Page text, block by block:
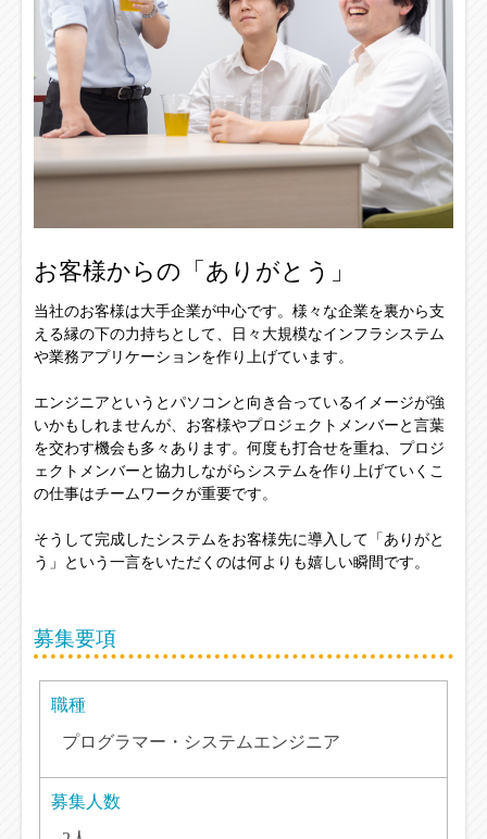
お客様からの「ありがとう」
当社のお客様は大手企業が中心です。様々な企業を裏から支
える縁の下の力持ちとして、日々大規模なインフラシステム
や業務アプリケーションを作り上げています。
エンジニアというとパソコンと向き合っているイメージが強
いかもしれませんが、お客様やプロジェクトメンバーと言葉
を交わす機会も多々あります。何度も打合せを重ね、プロジ
ェクトメンバーと協力しながらシステムを作り上げていくこ
の仕事はチームワークが重要です。
そうして完成したシステムをお客様先に導入して「ありがと
う」という一言をいただくのは何よりも嬉しい瞬間です。
募集要項
職種
プログラマー・システムエンジニア
募集人数